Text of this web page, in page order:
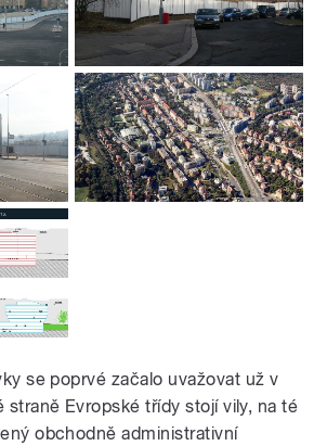
se poprvé začalo uvažovat už v
straně Evropské třídy stojí vily, na té
obchodně administrativní